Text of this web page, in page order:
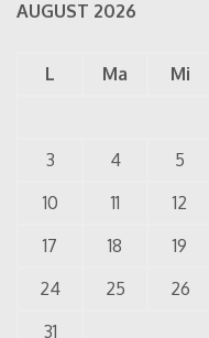
AUGUST 2026
L Ma Mi
3
4 5
10
11 12
17
18 19
24
25 26
31